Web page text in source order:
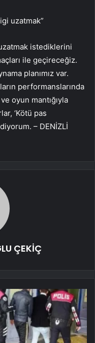
uzatmak”
istediklerini
ile geçireceğiz.
planımız var.
performanslarında
oyun mantığıyla
‘Kötü pas
– DENİZLİ
ÇEKİÇ